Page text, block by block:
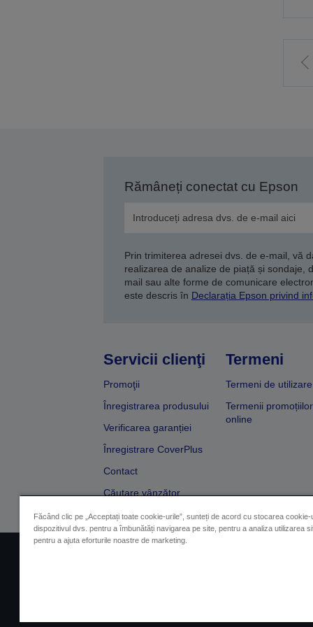
Rămâneți conectat cu Epson
Prin trimiterea adresei dvs. de e-mail, vă
realizarea de analize de piață și sondaje,
mail sau alte forme de comunicare
este descris în Declarația Epson privind
Servicii clienţi
Promoţii
Înregistrarea produsului
Verificarea garanției
Înregistrare CoverPlus
Contact
Căutare vânzător
Termeni
Termeni de utilizare
Termenii promoțiilor
online
Făcând clic pe „Acceptați toate cookie-urile”, sunteți de acord cu stocarea cookie-
dispozitivul dvs. pentru a îmbunătăți navigarea pe site, pentru a analiza utilizarea
pentru a ajuta eforturile noastre de marketing.